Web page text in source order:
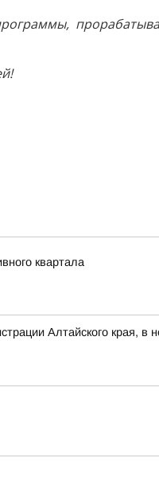
квартала
Алтайского края,